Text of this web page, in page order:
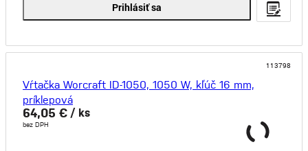
Prihlásiť sa
113798
Vŕtačka Worcraft ID-1050, 1050 W, kľúč 16 mm,
príklepová
64,05 € / ks
bez DPH